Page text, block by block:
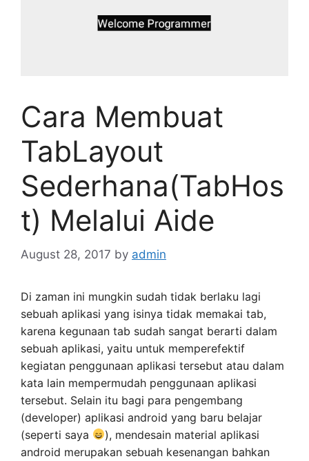
Cara Membuat
TabLayout
Sederhana(TabHos
t) Melalui Aide
August 28, 2017 by admin
Di zaman ini mungkin sudah tidak berlaku lagi
sebuah aplikasi yang isinya tidak memakai tab,
karena kegunaan tab sudah sangat berarti dalam
sebuah aplikasi, yaitu untuk memperefektif
kegiatan penggunaan aplikasi tersebut atau dalam
kata lain mempermudah penggunaan aplikasi
tersebut. Selain itu bagi para pengembang
(developer) aplikasi android yang baru belajar
(seperti saya
), mendesain material aplikasi
android merupakan sebuah kesenangan bahkan